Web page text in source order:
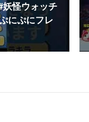
怪ウォッチ
にぷにフレ